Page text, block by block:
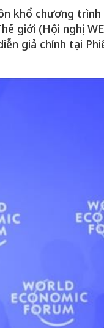
khổ chương
giới (Hội nghị
giả chính tại
làng ven
TS. Trần Kim Hào